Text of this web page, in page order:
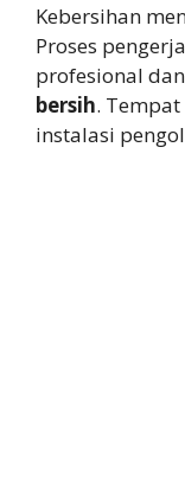
Kebersihan
Proses
profesional
bersih.
instalasi